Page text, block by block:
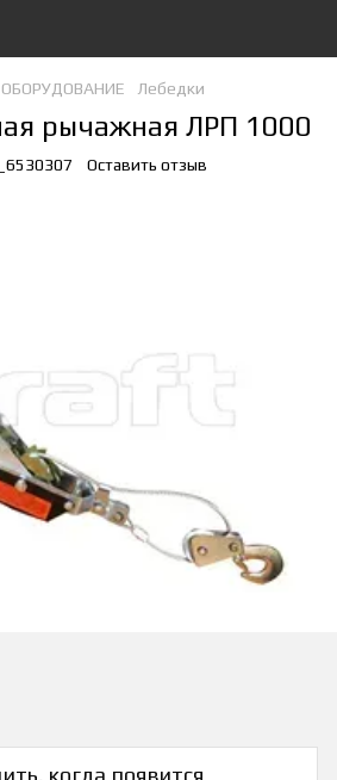
Лебедки
рычажная ЛРП 1000
Оставить отзыв
когда появится